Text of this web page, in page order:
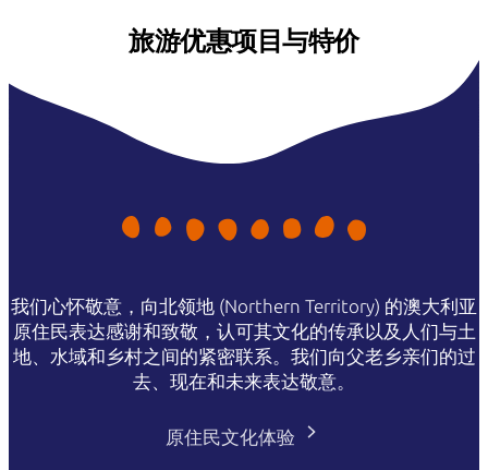
旅游优惠项目与特价
我们心怀敬意，向北领地 (Northern Territory) 的澳大利亚
原住民表达感谢和致敬，认可其文化的传承以及人们与土
地、水域和乡村之间的紧密联系。我们向父老乡亲们的过
去、现在和未来表达敬意。
原住民文化体验